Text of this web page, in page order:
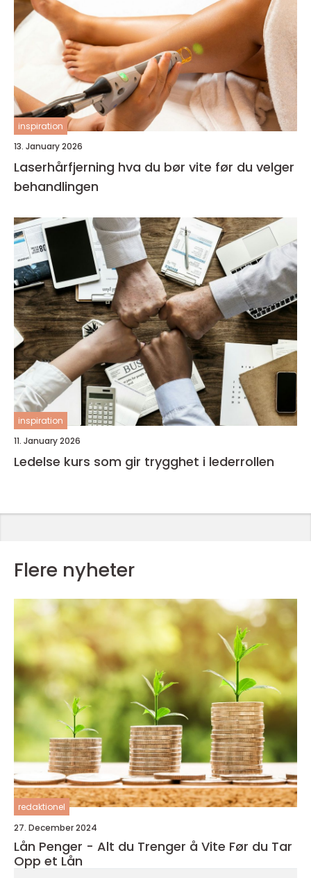
inspiration
13. January 2026
Laserhårfjerning hva du bør vite før du velger
behandlingen
inspiration
11. January 2026
Ledelse kurs som gir trygghet i lederrollen
Flere nyheter
redaktionel
27. December 2024
Lån Penger - Alt du Trenger å Vite Før du Tar
Opp et Lån